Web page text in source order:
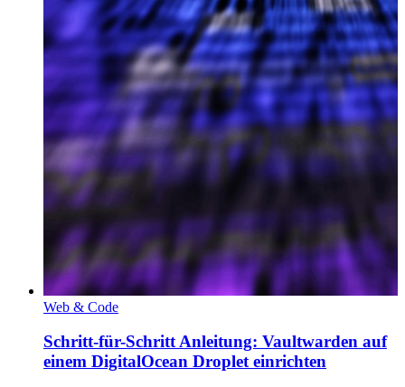
Web & Code
Schritt-für-Schritt Anleitung: Vaultwarden auf
einem DigitalOcean Droplet einrichten